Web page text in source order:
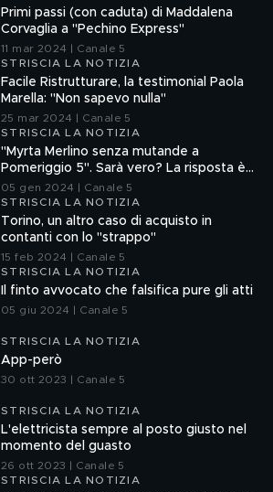
Primi passi (con caduta) di Maddalena
Corvaglia a "Pechino Express"
11 mar 2024 | Canale 5
STRISCIA LA NOTIZIA
Facile Ristrutturare, la testimonial Paola
Marella: "Non sapevo nulla"
25 mar 2024 | Canale 5
STRISCIA LA NOTIZIA
"Myrta Merlino senza mutande a
Pomeriggio 5". Sarà vero? La risposta è
nel fuorionda
05 gen 2024 | Canale 5
STRISCIA LA NOTIZIA
Torino, un altro caso di acquisto in
contanti con lo "strappo"
15 feb 2024 | Canale 5
STRISCIA LA NOTIZIA
Il finto avvocato che falsifica pure gli atti
05 giu 2024 | Canale 5
STRISCIA LA NOTIZIA
App-però
30 ott 2023 | Canale 5
STRISCIA LA NOTIZIA
L'elettricista sempre al posto giusto nel
momento del guasto
26 ott 2023 | Canale 5
STRISCIA LA NOTIZIA